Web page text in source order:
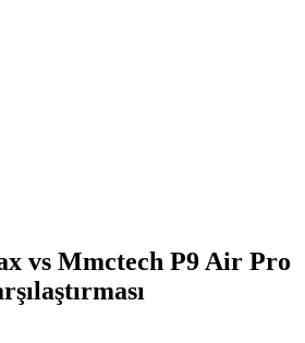
vs Mmctech P9 Air Pro